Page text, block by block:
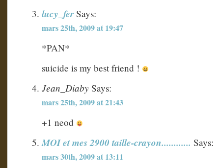
lucy_ferSays:
mars 25th, 2009 at 19:47
*PAN*
suicide is my best friend !
Jean_Diaby Says:
mars 25th, 2009 at 21:43
+1 neod
MOI et mes 2900 taille-crayon............ Says:
mars 30th, 2009 at 13:11